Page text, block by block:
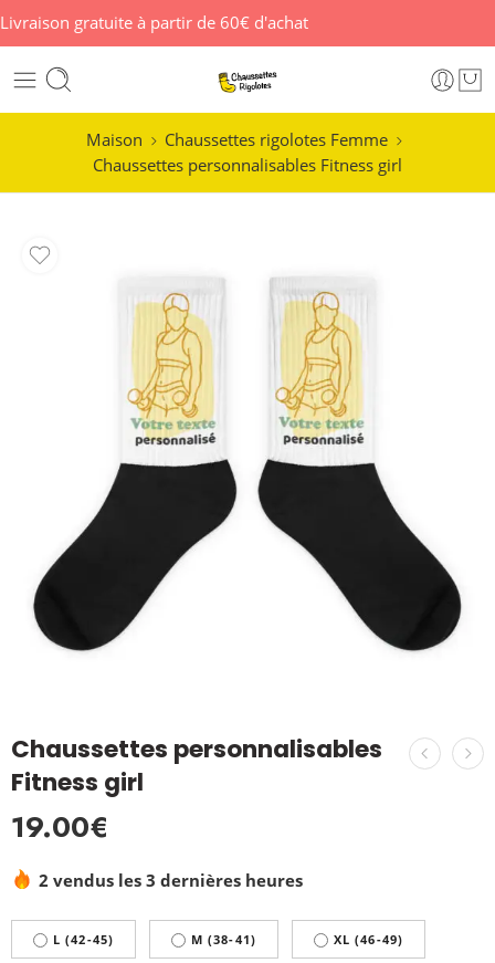
Livraison gratuite à partir de 60€ d'achat
Maison
Chaussettes rigolotes Femme
Chaussettes personnalisables Fitness girl
Chaussettes personnalisables
Fitness girl
19.00€
2 vendus les 3 dernières heures
L (42-45) M (38-41) XL (46-49)